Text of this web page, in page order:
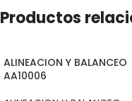
Productos
ALINEACION Y BALANCEO
AA10006